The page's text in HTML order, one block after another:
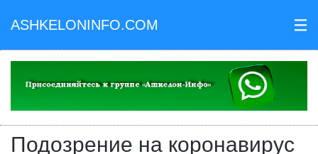
ASHKELONINFO.COM III
Подозрение на коронавирус